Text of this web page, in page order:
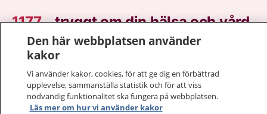
1177–tryggt om din hälsa och vård
På 1177.se får du råd om hälsa och information om
Logga in för att läsa din journal och göra dina
vårdärenden. Ring telefonnummer 1177 för
sjukvårdsrådgivning dygnet runt.
Den här webbplatsen använder
kakor
Vi använder kakor, cookies, för att ge dig en förbättrad
upplevelse, sammanställa statistik och för att viss
nödvändig funktionalitet ska fungera på webbplatsen.
Läs mer om hur vi använder kakor